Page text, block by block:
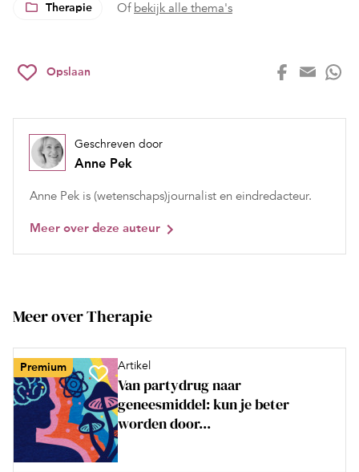
Therapie Of bekijk alle thema's
Opslaan
Geschreven door
Anne Pek
Anne Pek is (wetenschaps)journalist en eindredacteur.
Meer over deze auteur
Meer over Therapie
Premium Artikel
Van partydrug naar
geneesmiddel: kun je beter
worden door...